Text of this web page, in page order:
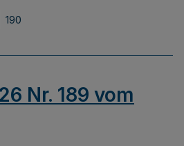
190
Nr. 189 vom